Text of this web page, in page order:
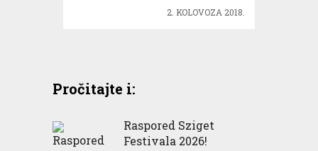
2. KOLOVOZA 2018.
Pročitajte i:
Raspored Sziget
Festivala 2026!